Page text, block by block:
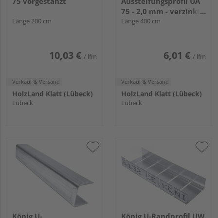
Länge 200 cm
10,03 € / lfm
Verkauf & Versand
HolzLand Klatt (Lübeck)
Lübeck
75 - 2,0 mm - verzinkt -
ungelocht
Länge 400 cm
6,01 € / lfm
Verkauf & Versand
HolzLand Klatt (Lübeck)
Lübeck